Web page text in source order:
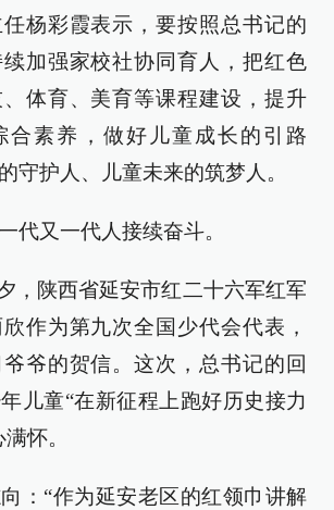
杨彩霞表示，要按照总书记的
加强家校社协同育人，把红色
体育、美育等课程建设，提升
合素养，做好儿童成长的引路
守护人、儿童未来的筑梦人。
代又一代人接续奋斗。
，陕西省延安市红二十六军红军
作为第九次全国少代会代表，
爷的贺信。这次，总书记的回
儿童“在新征程上跑好历史接力
怀。
：“作为延安老区的红领巾讲解